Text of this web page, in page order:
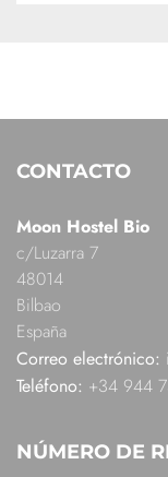
CONTACTO
Moon Hostel Bio
c/Luzarra 7
48014
Bilbao
España
Correo electrónico:
Teléfono: +34 944
NÚMERO DE